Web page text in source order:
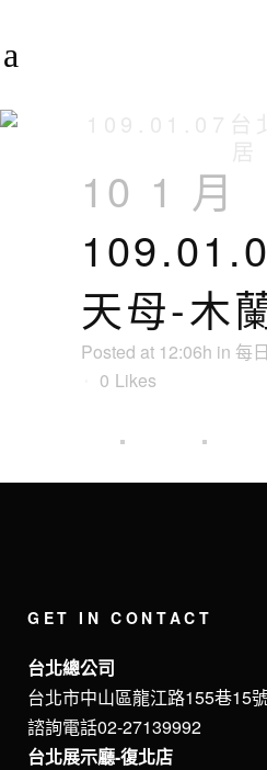
10 1 月
天母-木
Posted at 12:06h in 每
0 Likes
GET IN CONTACT
台北總公司
台北市中山區龍江路155巷15
諮詢電話02-27139992
台北展示廳-復北店